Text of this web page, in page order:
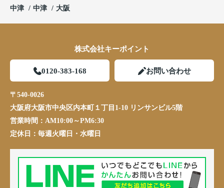
中津
中津 大阪
株式会社キーポイント
0120-383-168 お問い合わせ
〒540-0026
大阪府大阪市中央区内本町１丁目1-10 リンサンビル5階
営業時間： AM10:00～PM6:30
定休日： 毎週火曜日・水曜日